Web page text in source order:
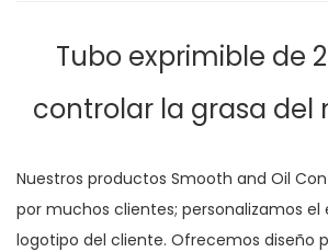
Tubo exprimible de
controlar la grasa del
Nuestros productos Smooth and Oil
por muchos clientes; personalizamos
logotipo del cliente. Ofrecemos diseño